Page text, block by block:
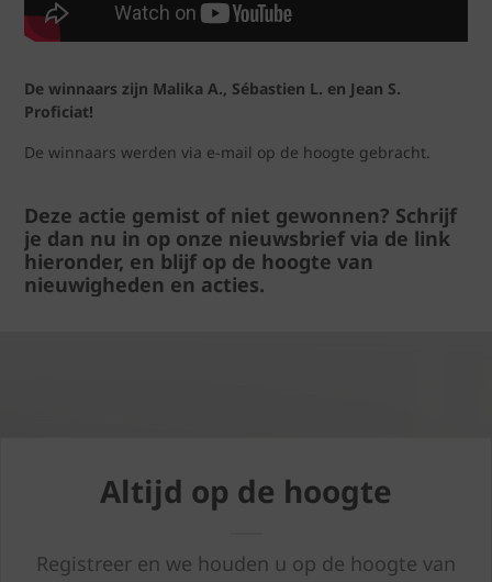
De winnaars zijn Malika A., Sébastien L. en Jean S.
Proficiat!
De winnaars werden via e-mail op de hoogte gebracht.
Deze actie gemist of niet gewonnen? Schrijf
je dan nu in op onze nieuwsbrief via de link
hieronder, en blijf op de hoogte van
nieuwigheden en acties.
Altijd op de hoogte
Registreer en we houden u op de hoogte van